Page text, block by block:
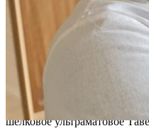
РЕСТАВРАЦИЯ
ПОЛЫ, ПОКРЫТЫЕ
Читать полностью
12.01.2026
Все новости о Coswick
Паркет елка COSWICK
(Barcelona) Белые ночи
шелковое ультраматовое